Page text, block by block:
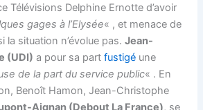
Télévisions Delphine Ernotte d’avoir
gages à l’Elysée« , et menace de
la situation n’évolue pas.Jean-
(UDI) a pour sa partfustigé une
de la part du service public« . En
Benoît Hamon, Jean-Christophe
Aignan (Debout La France), se